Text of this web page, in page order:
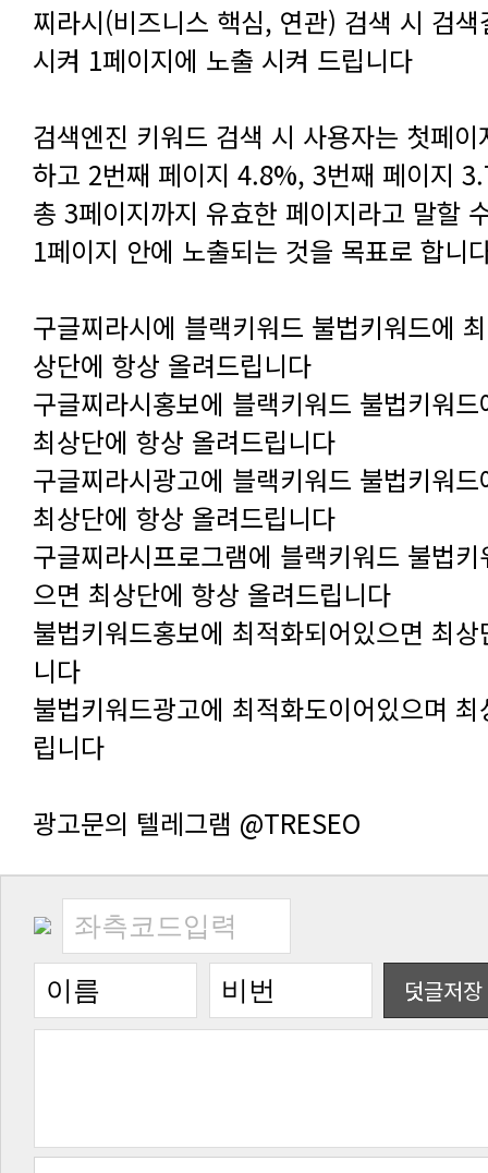
시켜 1페이지에 노출 시켜 드립니다
하고 2번째 페이지 4.8%, 3번째 페이지
1페이지 안에 노출되는 것을 목표로 합니
상단에 항상 올려드립니다
최상단에 항상 올려드립니다
최상단에 항상 올려드립니다
으면 최상단에 항상 올려드립니다
니다
립니다
광고문의 텔레그램 @TRESEO
덧글저장